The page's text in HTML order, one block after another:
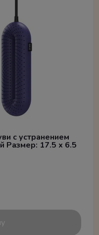
с устранением
Размер: 17.5 x 6.5